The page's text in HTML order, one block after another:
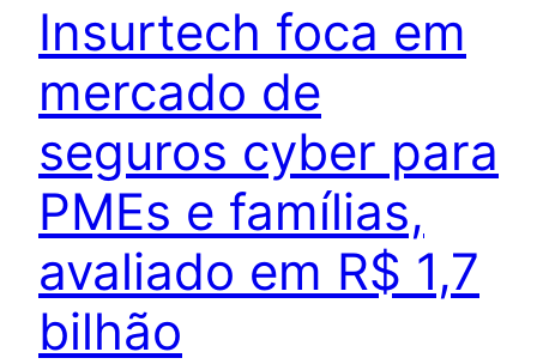
Insurtech foca em
mercado de
seguros cyber para
PMEs e famílias,
avaliado em R$ 1,7
bilhão